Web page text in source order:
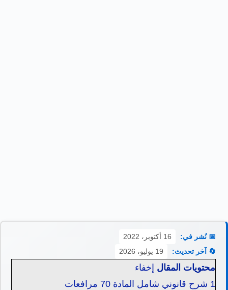
📅 نُشر في:
16 أكتوبر، 2022
🔄 آخر تحديث:
19 يوليو، 2026
محتويات المقال إخفاء
1 شرح قانوني شامل المادة 70 مرافعات